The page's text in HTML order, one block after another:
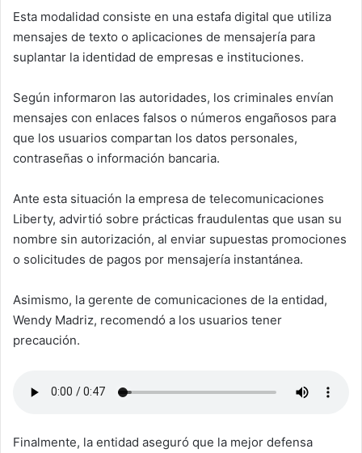
Esta modalidad consiste en una estafa digital que utiliza
mensajes de texto o aplicaciones de mensajería para
suplantar la identidad de empresas e instituciones.
Según informaron las autoridades, los criminales envían
mensajes con enlaces falsos o números engañosos para
que los usuarios compartan los datos personales,
contraseñas o información bancaria.
Ante esta situación la empresa de telecomunicaciones
Liberty, advirtió sobre prácticas fraudulentas que usan su
nombre sin autorización, al enviar supuestas promociones
o solicitudes de pagos por mensajería instantánea.
Asimismo, la gerente de comunicaciones de la entidad,
Wendy Madriz, recomendó a los usuarios tener
precaución.
Finalmente, la entidad aseguró que la mejor defensa